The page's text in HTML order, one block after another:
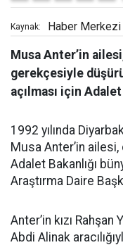
Kaynak: Haber Merkezi
Musa Anter’in
gerekçesiyle
açılması için
1992 yılında
Musa Anter’in ailesi,
Adalet Bakanlığı
Araştırma Daire
Anter’in kızı
Abdi Alinak